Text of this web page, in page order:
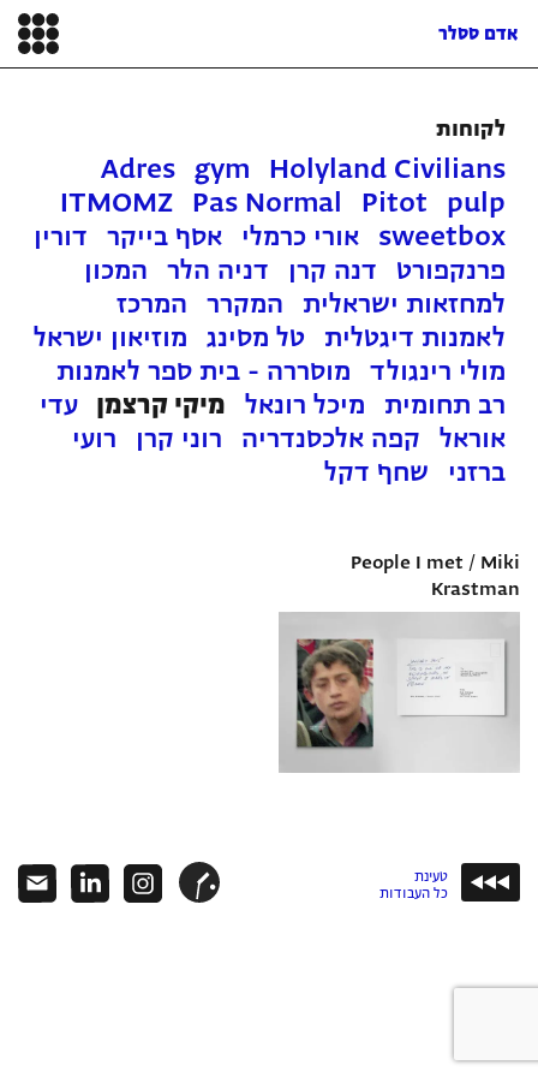
אדם ססלר
לקוחות
Adres gym
Holyland Civilians
ITMOMZ
Pas Normal Pitot
pulp
sweetbox
אורי כרמלי אסף בייקר
דורין
פרנקפורט
דנה קרן דניה הלר
המכון
למחזאות ישראלית
המקרר
המרכז
לאמנות דיגטלית
טל מסינג
מוזיאון ישראל
מולי רינגולד
מוסררה - בית ספר לאמנות
רב תחומית
מיכל רונאל מיקי קרצמן
עדי
אוראל
קפה אלכסנדריה רוני קרן
רועי
ברזני
שחף דקל
People I met / Miki
Krastman
טעינת
כל העבודות